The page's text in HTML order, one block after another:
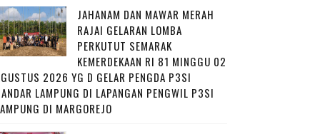
JAHANAM DAN MAWAR MERAH
RAJAI GELARAN LOMBA
PERKUTUT SEMARAK
KEMERDEKAAN RI 81 MINGGU 02
2026 YG D GELAR PENGDA P3SI
LAMPUNG DI LAPANGAN PENGWIL P3SI
DI MARGOREJO